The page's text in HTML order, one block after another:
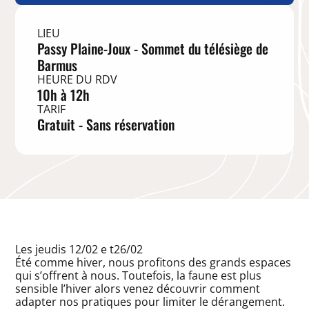
LIEU
Passy Plaine-Joux - Sommet du télésiège de
Barmus
HEURE DU RDV
10h à 12h
TARIF
Gratuit - Sans réservation
Les jeudis 12/02 e t26/02
Été comme hiver, nous profitons des grands espaces
qui s’offrent à nous. Toutefois, la faune est plus
sensible l’hiver alors venez découvrir comment
adapter nos pratiques pour limiter le dérangement.